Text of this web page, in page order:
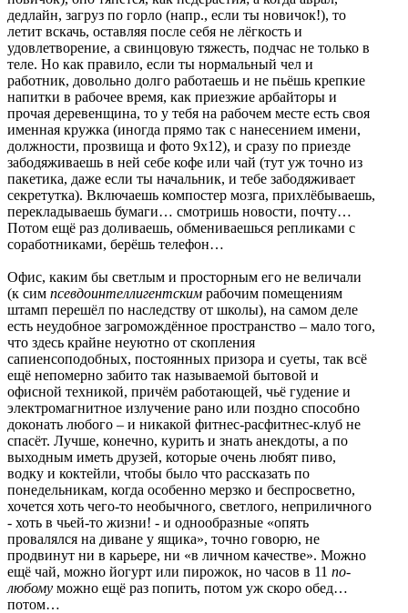
дедлайн, загруз по горло (напр., если ты новичок!), то
летит вскачь, оставляя после себя не лёгкость и
удовлетворение, а свинцовую тяжесть, подчас не только в
теле. Но как правило, если ты нормальный чел и
работник, довольно долго работаешь и не пьёшь крепкие
напитки в рабочее время, как приезжие арбайторы и
прочая деревенщина, то у тебя на рабочем месте есть своя
именная кружка (иногда прямо так с нанесением имени,
должности, прозвища и фото 9х12), и сразу по приезде
забодяживаешь в ней себе кофе или чай (тут уж точно из
пакетика, даже если ты начальник, и тебе забодяживает
секретутка). Включаешь компостер мозга, прихлёбываешь,
перекладываешь бумаги… смотришь новости, почту…
Потом ещё раз доливаешь, обмениваешься репликами с
соработниками, берёшь телефон…
Офис, каким бы светлым и просторным его не величали
(к сим псевдоинтеллигентским рабочим помещениям
штамп перешёл по наследству от школы), на самом деле
есть неудобное загромождённое пространство – мало того,
что здесь крайне неуютно от скопления
сапиенсоподобных, постоянных призора и суеты, так всё
ещё непомерно забито так называемой бытовой и
офисной техникой, причём работающей, чьё гудение и
электромагнитное излучение рано или поздно способно
доконать любого – и никакой фитнес-расфитнес-клуб не
спасёт. Лучше, конечно, курить и знать анекдоты, а по
выходным иметь друзей, которые очень любят пиво,
водку и коктейли, чтобы было что рассказать по
понедельникам, когда особенно мерзко и беспросветно,
хочется хоть чего-то необычного, светлого, неприличного
- хоть в чьей-то жизни! - и однообразные «опять
провалялся на диване у ящика», точно говорю, не
продвинут ни в карьере, ни «в личном качестве». Можно
ещё чай, можно йогурт или пирожок, но часов в 11 по-
любому можно ещё раз попить, потом уж скоро обед…
потом…